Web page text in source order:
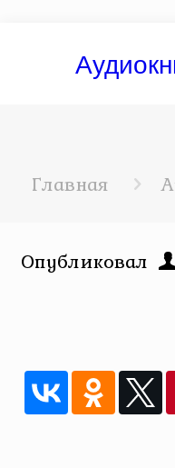
Главная
Опубликовал